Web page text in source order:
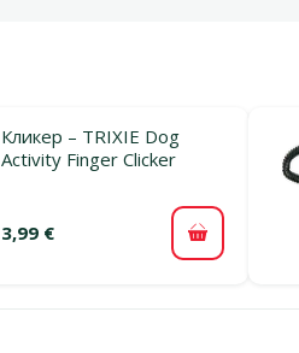
Кликер – TRIXIE Dog
Activity Finger Clicker
3,99 € В корзину